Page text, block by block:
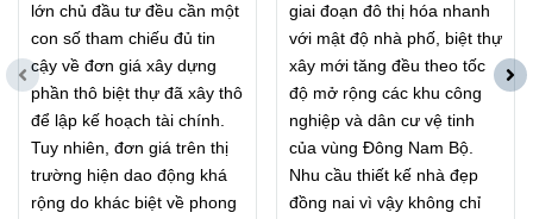
lớn chủ đầu tư đều cần một
con số tham chiếu đủ tin
cậy về đơn giá xây dựng
phần thô biệt thự đã xây thô
để lập kế hoạch tài chính.
Tuy nhiên, đơn giá trên thị
trường hiện dao động khá
rộng do khác biệt về phong
giai đoạn đô thị hóa nhanh
với mật độ nhà phố, biệt thự
xây mới tăng đều theo tốc
độ mở rộng các khu công
nghiệp và dân cư vệ tinh
của vùng Đông Nam Bộ.
Nhu cầu thiết kế nhà đẹp
đồng nai vì vậy không chỉ